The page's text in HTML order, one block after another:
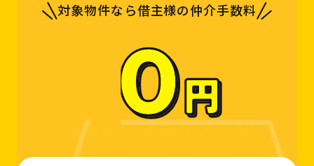
対象物件なら借主様の仲介手数料